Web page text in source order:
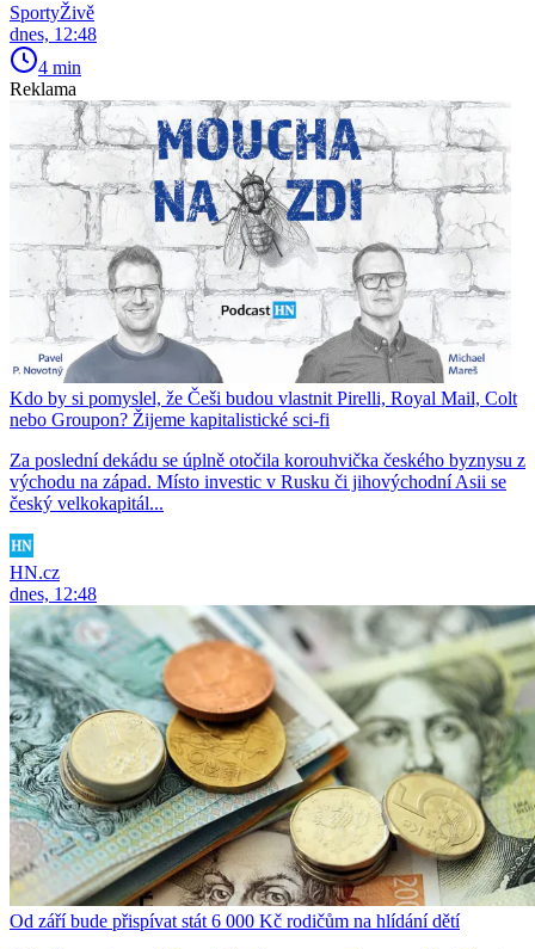
SportyŽivě
dnes, 12:48
4 min
Reklama
Kdo by si pomyslel, že Češi budou vlastnit Pirelli, Royal Mail, Colt
nebo Groupon? Žijeme kapitalistické sci-fi
Za poslední dekádu se úplně otočila korouhvička českého byznysu z
východu na západ. Místo investic v Rusku či jihovýchodní Asii se
český velkokapitál...
HN.cz
dnes, 12:48
Od září bude přispívat stát 6 000 Kč rodičům na hlídání dětí